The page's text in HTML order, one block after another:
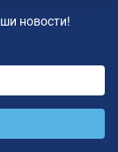
новости!